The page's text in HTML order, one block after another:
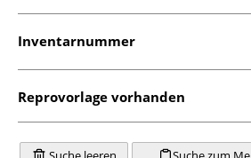
Inventarnummer
Reprovorlage vorhanden